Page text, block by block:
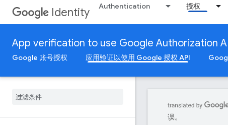
Identity Authentication 授权
App verification to use Google Authorization
Google 账号授权 应用验证以使用 Google 授权 API
误。